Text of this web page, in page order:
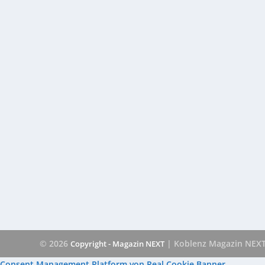
© 2026 Copyright - Magazin NEXT | Koblenz Magazin